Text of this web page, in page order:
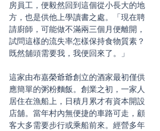
房員工，便毅然回到這個從小長大的地
方，也是供他上學讀書之處。「現在聘
請廚師，可能做不滿兩三個月便離開，
試問這樣的流失率怎樣保持食物質素？
既然舖頭需要我，我便回來了。」
這家由布嘉榮爺爺創立的酒家最初僅供
應簡單的粥粉麵飯。創業之初，一家人
居住在漁船上，日積月累才有資本開設
店舖。當年村內無便捷的車路可走，顧
客大多需要步行或乘船前來。經營多年